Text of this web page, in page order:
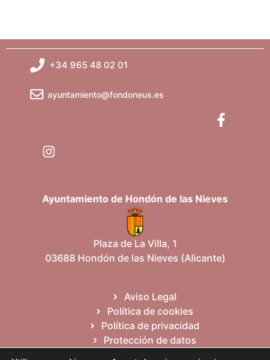
+34 965 48 02 01
ayuntamiento@fondoneus.es
Ayuntamiento de Hondón de las Nieves
Plaza de La Villa, 1
03688 Hondón de las Nieves (Alicante)
Aviso Legal
Política de cookies
Política de privacidad
Protección de datos